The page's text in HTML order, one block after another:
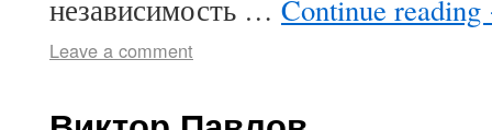
независимость … Continue reading
Leave a comment